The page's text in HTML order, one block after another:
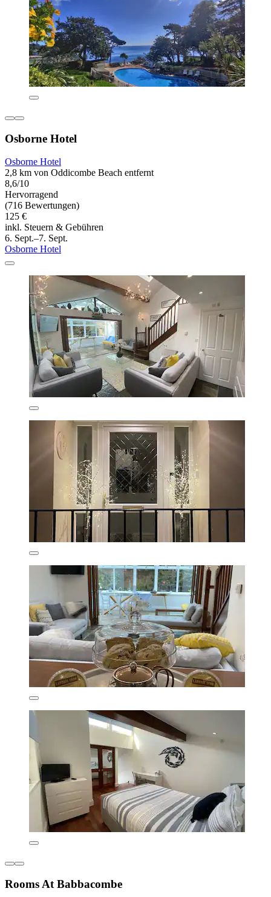
Osborne Hotel
Osborne Hotel
2,8 km von Oddicombe Beach entfernt
8,6/10
Hervorragend
(716 Bewertungen)
125 €
inkl. Steuern & Gebühren
6. Sept.–7. Sept.
Osborne Hotel
Rooms At Babbacombe